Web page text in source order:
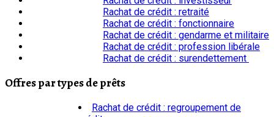
Rachat de crédit : retraité
Rachat de crédit : fonctionnaire
Rachat de crédit : gendarme et militaire
Rachat de crédit : profession libérale
Rachat de crédit : surendettement
Offres par types de prêts
Rachat de crédit : regroupement de